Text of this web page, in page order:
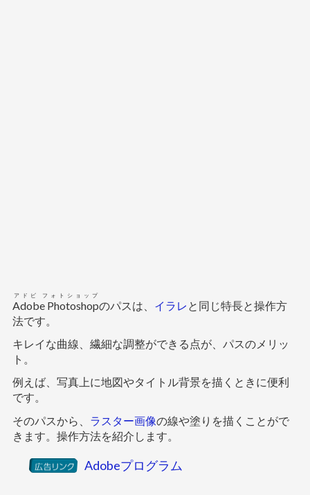
Adobe Photoshop
アドビ フォトショップ
のパスは、 イラレ と同じ特長と操作方
法です。
キレイな曲線、繊細な調整ができる点が、パスのメリッ
ト。
例えば、写真上に地図やタイトル背景を描くときに便利
です。
そのパスから、 ラスター画像の線や塗りを描くことがで
きます。操作方法を紹介します。
Adobeプログラム